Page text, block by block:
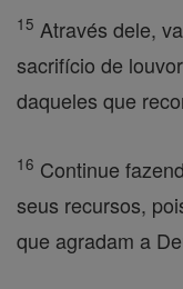
15 Através dele,
sacrifício de
daqueles que
16 Continue
seus recursos,
que agradam a